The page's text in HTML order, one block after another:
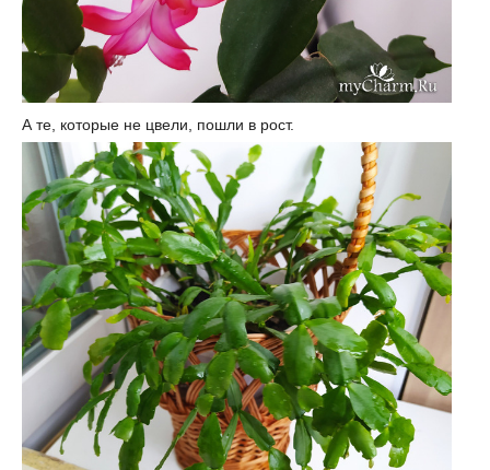
А те, которые не цвели, пошли в рост.